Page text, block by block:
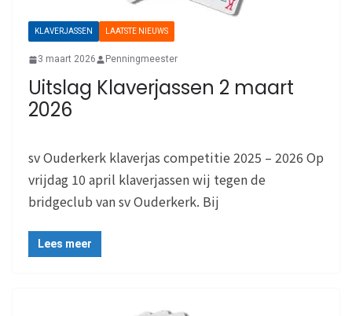
KLAVERJASSEN LAATSTE NIEUWS
3 maart 2026 Penningmeester
Uitslag Klaverjassen 2 maart
2026
sv Ouderkerk klaverjas competitie 2025 – 2026 Op
vrijdag 10 april klaverjassen wij tegen de
bridgeclub van sv Ouderkerk. Bij
Lees meer